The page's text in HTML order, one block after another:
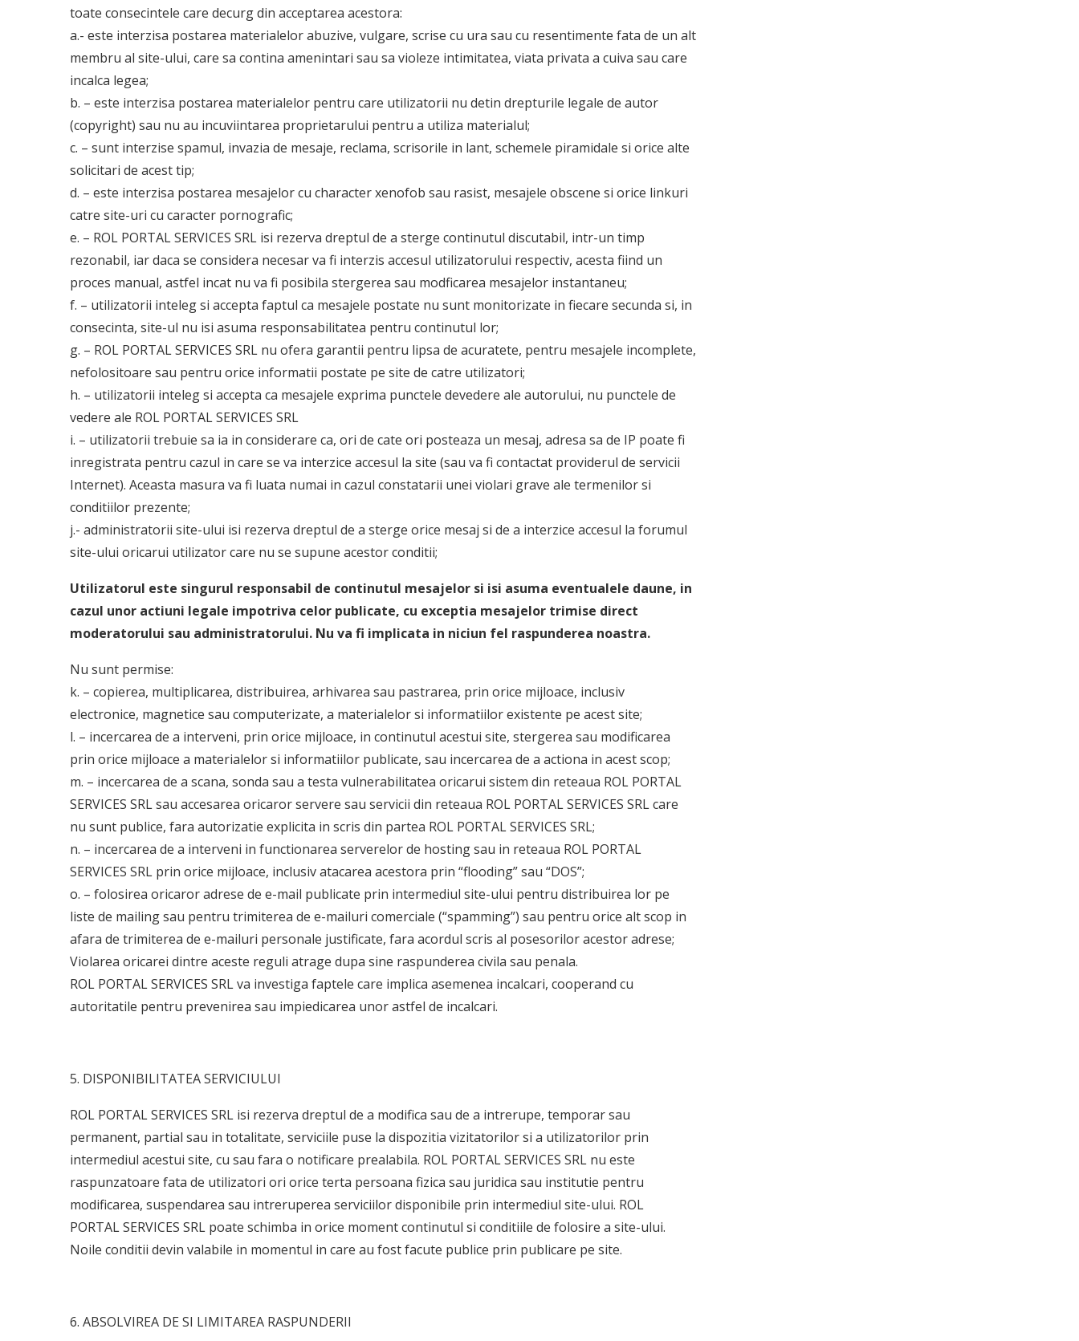
toate consecintele care decurg din acceptarea acestora:
a.- este interzisa postarea materialelor abuzive, vulgare, scrise cu ura sau cu resentimente fata de un alt
membru al site-ului, care sa contina amenintari sau sa violeze intimitatea, viata privata a cuiva sau care
incalca legea;
b. – este interzisa postarea materialelor pentru care utilizatorii nu detin drepturile legale de autor
(copyright) sau nu au incuviintarea proprietarului pentru a utiliza materialul;
c. – sunt interzise spamul, invazia de mesaje, reclama, scrisorile in lant, schemele piramidale si orice alte
solicitari de acest tip;
d. – este interzisa postarea mesajelor cu character xenofob sau rasist, mesajele obscene si orice linkuri
catre site-uri cu caracter pornografic;
e. – ROL PORTAL SERVICES SRL isi rezerva dreptul de a sterge continutul discutabil, intr-un timp
rezonabil, iar daca se considera necesar va fi interzis accesul utilizatorului respectiv, acesta fiind un
proces manual, astfel incat nu va fi posibila stergerea sau modficarea mesajelor instantaneu;
f. – utilizatorii inteleg si accepta faptul ca mesajele postate nu sunt monitorizate in fiecare secunda si, in
consecinta, site-ul nu isi asuma responsabilitatea pentru continutul lor;
g. – ROL PORTAL SERVICES SRL nu ofera garantii pentru lipsa de acuratete, pentru mesajele incomplete,
nefolositoare sau pentru orice informatii postate pe site de catre utilizatori;
h. – utilizatorii inteleg si accepta ca mesajele exprima punctele devedere ale autorului, nu punctele de
vedere ale ROL PORTAL SERVICES SRL
i. – utilizatorii trebuie sa ia in considerare ca, ori de cate ori posteaza un mesaj, adresa sa de IP poate fi
inregistrata pentru cazul in care se va interzice accesul la site (sau va fi contactat providerul de servicii
Internet). Aceasta masura va fi luata numai in cazul constatarii unei violari grave ale termenilor si
conditiilor prezente;
j.- administratorii site-ului isi rezerva dreptul de a sterge orice mesaj si de a interzice accesul la forumul
site-ului oricarui utilizator care nu se supune acestor conditii;
Utilizatorul este singurul responsabil de continutul mesajelor si isi asuma eventualele daune, in
cazul unor actiuni legale impotriva celor publicate, cu exceptia mesajelor trimise direct
moderatorului sau administratorului. Nu va fi implicata in niciun fel raspunderea noastra.
Nu sunt permise:
k. – copierea, multiplicarea, distribuirea, arhivarea sau pastrarea, prin orice mijloace, inclusiv
electronice, magnetice sau computerizate, a materialelor si informatiilor existente pe acest site;
l. – incercarea de a interveni, prin orice mijloace, in continutul acestui site, stergerea sau modificarea
prin orice mijloace a materialelor si informatiilor publicate, sau incercarea de a actiona in acest scop;
m. – incercarea de a scana, sonda sau a testa vulnerabilitatea oricarui sistem din reteaua ROL PORTAL
SERVICES SRL sau accesarea oricaror servere sau servicii din reteaua ROL PORTAL SERVICES SRL care
nu sunt publice, fara autorizatie explicita in scris din partea ROL PORTAL SERVICES SRL;
n. – incercarea de a interveni in functionarea serverelor de hosting sau in reteaua ROL PORTAL
SERVICES SRL prin orice mijloace, inclusiv atacarea acestora prin “flooding” sau “DOS”;
o. – folosirea oricaror adrese de e-mail publicate prin intermediul site-ului pentru distribuirea lor pe
liste de mailing sau pentru trimiterea de e-mailuri comerciale (“spamming”) sau pentru orice alt scop in
afara de trimiterea de e-mailuri personale justificate, fara acordul scris al posesorilor acestor adrese;
Violarea oricarei dintre aceste reguli atrage dupa sine raspunderea civila sau penala.
ROL PORTAL SERVICES SRL va investiga faptele care implica asemenea incalcari, cooperand cu
autoritatile pentru prevenirea sau impiedicarea unor astfel de incalcari.
5. DISPONIBILITATEA SERVICIULUI
ROL PORTAL SERVICES SRL isi rezerva dreptul de a modifica sau de a intrerupe, temporar sau
permanent, partial sau in totalitate, serviciile puse la dispozitia vizitatorilor si a utilizatorilor prin
intermediul acestui site, cu sau fara o notificare prealabila. ROL PORTAL SERVICES SRL nu este
raspunzatoare fata de utilizatori ori orice terta persoana fizica sau juridica sau institutie pentru
modificarea, suspendarea sau intreruperea serviciilor disponibile prin intermediul site-ului. ROL
PORTAL SERVICES SRL poate schimba in orice moment continutul si conditiile de folosire a site-ului.
Noile conditii devin valabile in momentul in care au fost facute publice prin publicare pe site.
6. ABSOLVIREA DE SI LIMITAREA RASPUNDERII